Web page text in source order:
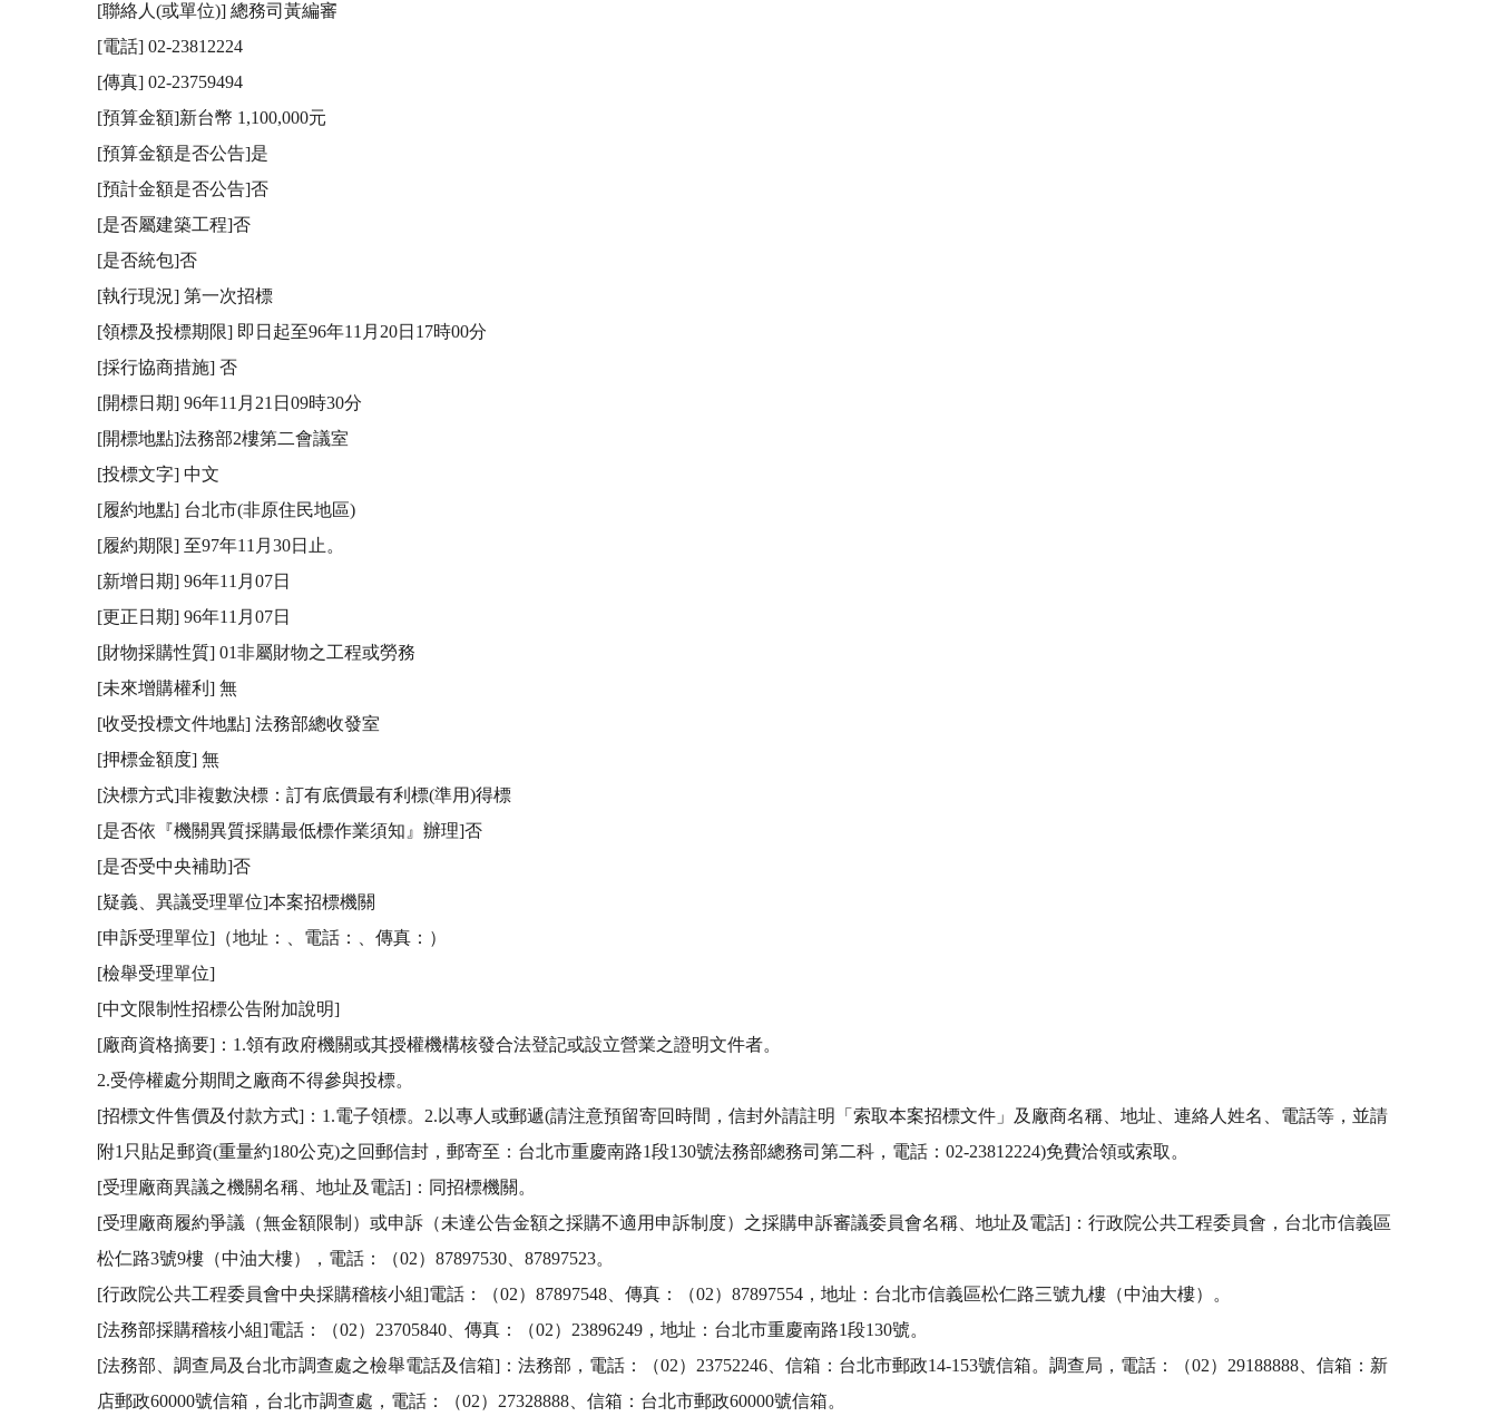
[聯絡人(或單位)] 總務司黃編審
[電話] 02-23812224
[傳真] 02-23759494
[預算金額]新台幣 1,100,000元
[預算金額是否公告]是
[預計金額是否公告]否
[是否屬建築工程]否
[是否統包]否
[執行現況] 第一次招標
[領標及投標期限] 即日起至96年11月20日17時00分
[採行協商措施] 否
[開標日期] 96年11月21日09時30分
[開標地點]法務部2樓第二會議室
[投標文字] 中文
[履約地點] 台北市(非原住民地區)
[履約期限] 至97年11月30日止。
[新增日期] 96年11月07日
[更正日期] 96年11月07日
[財物採購性質] 01非屬財物之工程或勞務
[未來增購權利] 無
[收受投標文件地點] 法務部總收發室
[押標金額度] 無
[決標方式]非複數決標：訂有底價最有利標(準用)得標
[是否依『機關異質採購最低標作業須知』辦理]否
[是否受中央補助]否
[疑義、異議受理單位]本案招標機關
[申訴受理單位]（地址：、電話：、傳真：）
[檢舉受理單位]
[中文限制性招標公告附加說明]
[廠商資格摘要]：1.領有政府機關或其授權機構核發合法登記或設立營業之證明文件者。
2.受停權處分期間之廠商不得參與投標。
[招標文件售價及付款方式]：1.電子領標。2.以專人或郵遞(請注意預留寄回時間，信封外請註明「索取本案招標文件」及廠商名稱、地址、連絡人姓名、電話等，並請
附1只貼足郵資(重量約180公克)之回郵信封，郵寄至：台北市重慶南路1段130號法務部總務司第二科，電話：02-23812224)免費洽領或索取。
[受理廠商異議之機關名稱、地址及電話]：同招標機關。
[受理廠商履約爭議（無金額限制）或申訴（未達公告金額之採購不適用申訴制度）之採購申訴審議委員會名稱、地址及電話]：行政院公共工程委員會，台北市信義區
松仁路3號9樓（中油大樓），電話：（02）87897530、87897523。
[行政院公共工程委員會中央採購稽核小組]電話：（02）87897548、傳真：（02）87897554，地址：台北市信義區松仁路三號九樓（中油大樓）。
[法務部採購稽核小組]電話：（02）23705840、傳真：（02）23896249，地址：台北市重慶南路1段130號。
[法務部、調查局及台北市調查處之檢舉電話及信箱]：法務部，電話：（02）23752246、信箱：台北市郵政14-153號信箱。調查局，電話：（02）29188888、信箱：新
店郵政60000號信箱，台北市調查處，電話：（02）27328888、信箱：台北市郵政60000號信箱。